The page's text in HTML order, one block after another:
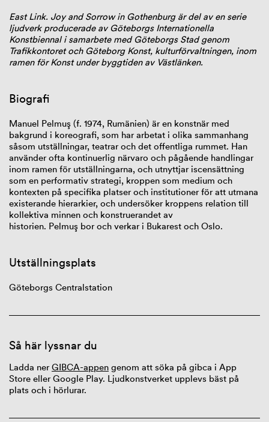
East Link. Joy and Sorrow in Gothenburg är del av en serie
ljudverk producerade av Göteborgs Internationella
Konstbiennal i samarbete med Göteborgs Stad genom
Trafikkontoret och Göteborg Konst, kulturförvaltningen, inom
ramen för Konst under byggtiden av Västlänken.
Biografi
Manuel Pelmuş (f. 1974, Rumänien) är en konstnär med
bakgrund i koreografi, som har arbetat i olika sammanhang
såsom utställningar, teatrar och det offentliga rummet. Han
använder ofta kontinuerlig närvaro och pågående handlingar
inom ramen för utställningarna, och utnyttjar iscensättning
som en performativ strategi, kroppen som medium och
kontexten på specifika platser och institutioner för att utmana
existerande hierarkier, och undersöker kroppens relation till
kollektiva minnen och konstruerandet av
historien. Pelmuş bor och verkar i Bukarest och Oslo.
Utställningsplats
Göteborgs Centralstation
Så här lyssnar du
Ladda nerGIBCA-appen genom att söka på gibca i App
Store eller Google Play. Ljudkonstverket upplevs bäst på
plats och i hörlurar.